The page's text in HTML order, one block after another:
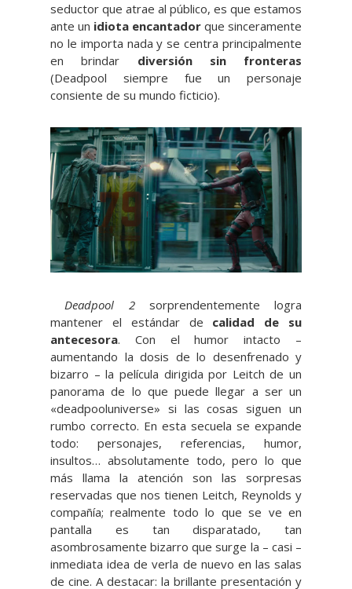
seductor que atrae al público, es que estamos
ante un idiota encantador que sinceramente
no le importa nada y se centra principalmente
en brindar diversión sin fronteras
(Deadpool siempre fue un personaje
consiente de su mundo ficticio).
Deadpool 2sorprendentemente logra
mantener el estándar de calidad de su
antecesora. Con el humor intacto –
aumentando la dosis de lo desenfrenado y
bizarro – la película dirigida por Leitch de un
panorama de lo que puede llegar a ser un
«deadpooluniverse» si las cosas siguen un
rumbo correcto. En esta secuela se expande
todo: personajes, referencias, humor,
insultos… absolutamente todo, pero lo que
más llama la atención son las sorpresas
reservadas que nos tienen Leitch, Reynolds y
compañía; realmente todo lo que se ve en
pantalla es tan disparatado, tan
asombrosamente bizarro que surge la – casi –
inmediata idea de verla de nuevo en las salas
de cine. A destacar: la brillante presentación y